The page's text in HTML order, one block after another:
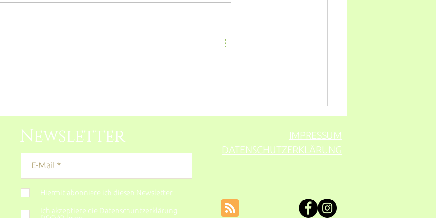
(Pollen)-Allergien
vorbeugen,Heuschnupfen-
Newsletter
Hiermit abonniere ich diesen Newsletter
Ich akzeptiere die Datenschuntzerklärung
IMPRESSUM
DATENSCHUTZERKLÄRUNG